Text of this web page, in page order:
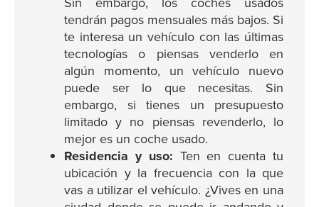
tendrán pagos mensuales más bajos. Si
te interesa un vehículo con las últimas
tecnologías o piensas venderlo en
algún momento, un vehículo nuevo
puede ser lo que necesitas. Sin
embargo, si tienes un presupuesto
limitado y no piensas revenderlo, lo
mejor es un coche usado.
Residencia y uso: Ten en cuenta tu
ubicación y la frecuencia con la que
vas a utilizar el vehículo. ¿Vives en una